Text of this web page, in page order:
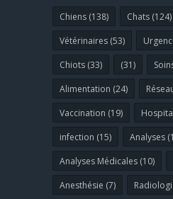
Chiens (138) Chats (124)
Vétérinaires (53)
Chiots (33)
(31)
Alimentation (24)
Vaccination (19)
infection (15)
Analyses
Analyses Médicales (10)
Anesthésie (7)